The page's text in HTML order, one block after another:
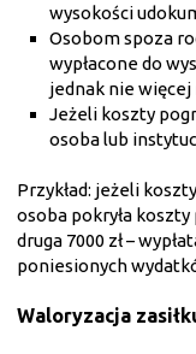
wysokości
Osobom spoza
wypłacone do
jednak nie więcej
Jeżeli koszty
osoba lub
Przykład: jeżeli
osoba pokryła koszty
druga 7000 zł –
poniesionych
Waloryzacja